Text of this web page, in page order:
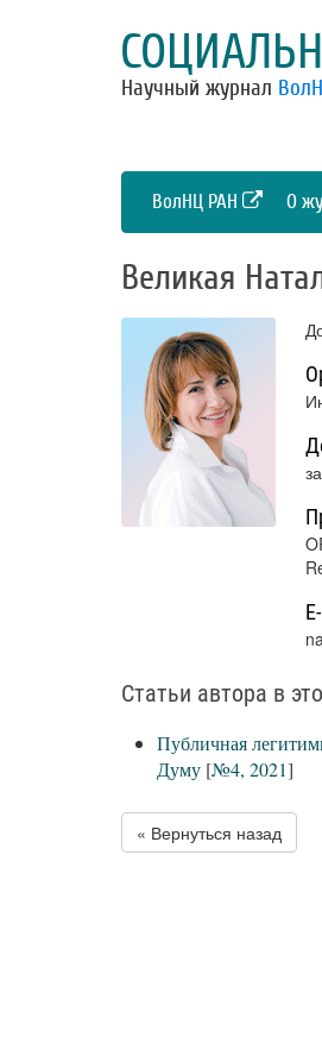
Научный журнал
ВолНЦ РАН О
Великая
Статьи автора в
Публичная
Думу [№4, 2021]
« Вернуться назад